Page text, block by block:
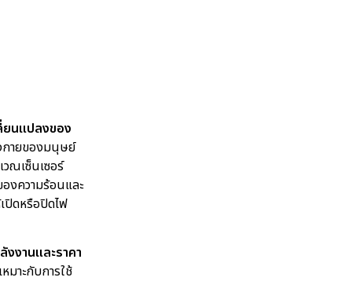
ยนแปลงของ
กายของมนุษย์
ณเซ็นเซอร์
งความร้อนและ
ดหรือปิดไฟ
งงานและราคา
มาะกับการใช้